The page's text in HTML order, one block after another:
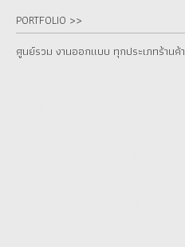
PORTFOLIO >>
ศูนย์รวม งานออกแบบ ทุกประเภทร้านค้า